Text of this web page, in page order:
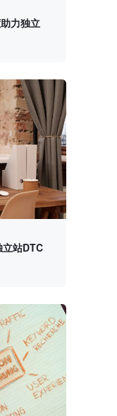
力独立
站DTC